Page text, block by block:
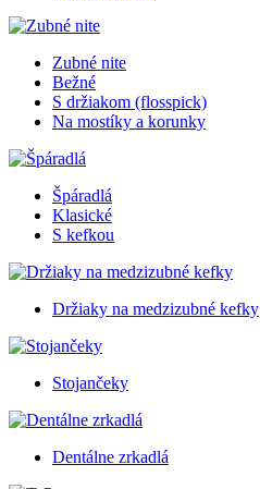
Zubné nite
Bežné
S držiakom (flosspick)
Na mostíky a korunky
Špáradlá
Klasické
S kefkou
Držiaky na medzizubné kefky
Stojančeky
Dentálne zrkadlá